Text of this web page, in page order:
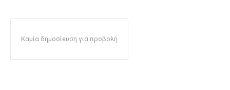
Καμία δημοσίευση για προβολή